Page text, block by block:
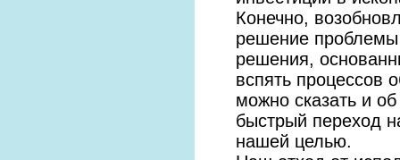
Конечно,
решение проблемы
решения,
вспять процессов
можно сказать и
быстрый переход
нашей целью.